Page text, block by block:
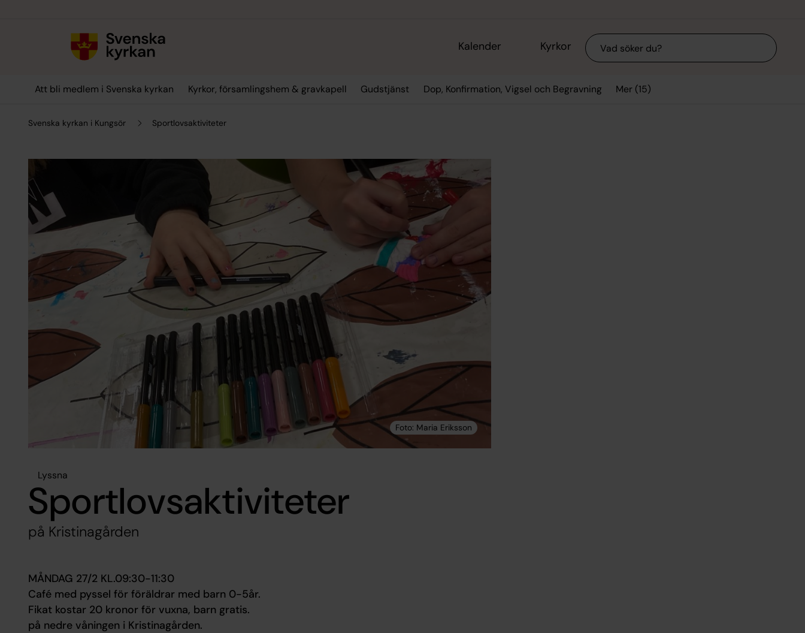
Kalender Kyrkor Sök
Att bli medlem i Svenska kyrkan Kyrkor, församlingshem & gravkapell Gudstjänst Dop, Konfirmation, Vigsel och Begravning Mer (15)
Svenska kyrkan i Kungsör Sportlovsaktiviteter
Lyssna
Sportlovsaktiviteter
på Kristinagården
MÅNDAG 27/2 KL.09:30-11:30
Café med pyssel för föräldrar med barn 0-5år.
Fikat kostar 20 kronor för vuxna, barn gratis.
på nedre våningen i Kristinagården.